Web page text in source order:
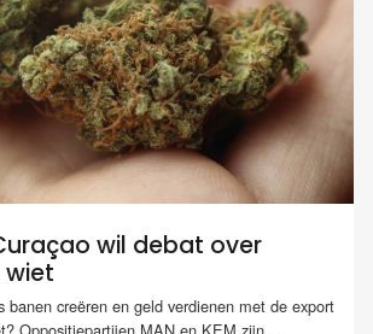
wil debat over
banen creëren en geld verdienen met de export